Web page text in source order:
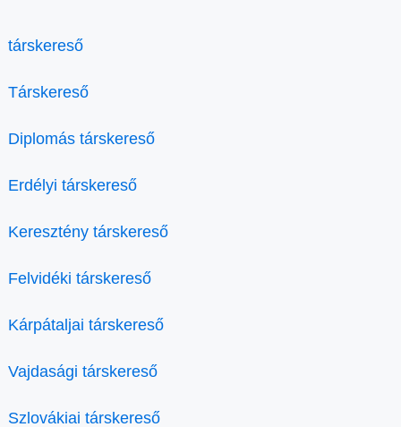
társkereső
Társkereső
Diplomás társkereső
Erdélyi társkereső
Keresztény társkereső
Felvidéki társkereső
Kárpátaljai társkereső
Vajdasági társkereső
Szlovákiai társkereső